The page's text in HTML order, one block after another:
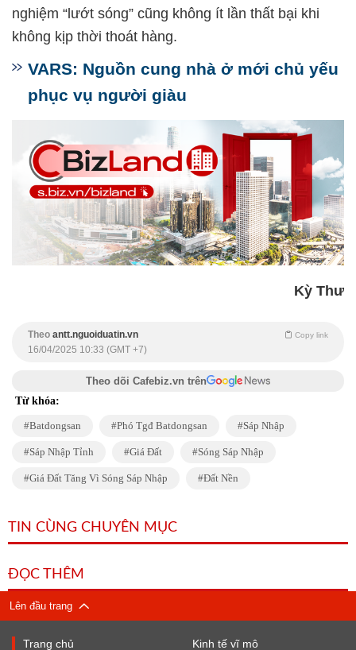
nghiệm “lướt sóng” cũng không ít lần thất bại khi
không kịp thời thoát hàng.
VARS: Nguồn cung nhà ở mới chủ yếu
phục vụ người giàu
Kỳ Thư
Theo antt.nguoiduatin.vn Copy link
16/04/2025 10:33 (GMT +7)
Theo dõi Cafebiz.vn trên
Từ khóa:
Batdongsan Phó Tgđ Batdongsan Sáp Nhập
Sáp Nhập Tỉnh Giá Đất Sóng Sáp Nhập
Giá Đất Tăng Vì Sóng Sáp Nhập Đất Nền
TIN CÙNG CHUYÊN MỤC
ĐỌC THÊM
Lên đầu trang
Trang chủ Kinh tế vĩ mô